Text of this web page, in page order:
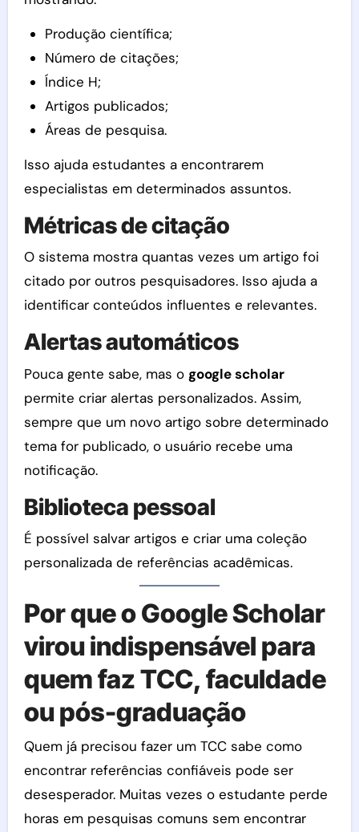
Produção científica;
Número de citações;
Índice H;
Artigos publicados;
Áreas de pesquisa.
Isso ajuda estudantes a encontrarem
especialistas em determinados assuntos.
Métricas de citação
O sistema mostra quantas vezes um artigo foi
citado por outros pesquisadores. Isso ajuda a
identificar conteúdos influentes e relevantes.
Alertas automáticos
Pouca gente sabe, mas o google scholar
permite criar alertas personalizados. Assim,
sempre que um novo artigo sobre determinado
tema for publicado, o usuário recebe uma
notificação.
Biblioteca pessoal
É possível salvar artigos e criar uma coleção
personalizada de referências acadêmicas.
Por que o Google Scholar
virou indispensável para
quem faz TCC, faculdade
ou pós-graduação
Quem já precisou fazer um TCC sabe como
encontrar referências confiáveis pode ser
desesperador. Muitas vezes o estudante perde
horas em pesquisas comuns sem encontrar